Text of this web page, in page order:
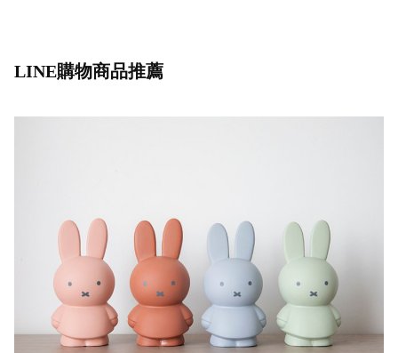
LINE購物商品推薦